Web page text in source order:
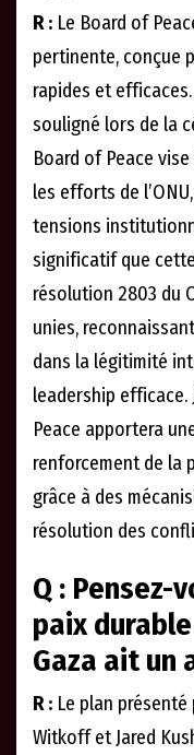
R : Le Board of
pertinente, conçue
rapides et
souligné lors de la
Board of Peace
les efforts de
tensions
significatif que
résolution 2803 du
unies,
dans la légitimité
leadership efficace.
Peace apportera
renforcement de la
grâce à des
résolution des
Q : Pensez-
paix
Gaza ait un
R : Le plan présenté
Witkoff et Jared